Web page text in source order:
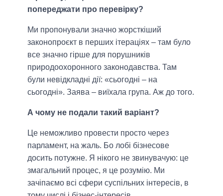
попереджати про перевірку?
Ми пропонували значно жорсткіший
законопроєкт в перших ітераціях – там було
все значно гірше для порушників
природоохоронного законодавства. Там
були невідкладні дії: «сьогодні – на
сьогодні». Заява – виїхала група. Аж до того.
А чому не подали такий варіант?
Це неможливо провести просто через
парламент, на жаль. Бо лобі бізнесове
досить потужне. Я нікого не звинувачую: це
змагальний процес, я це розумію. Ми
зачіпаємо всі сфери суспільних інтересів, в